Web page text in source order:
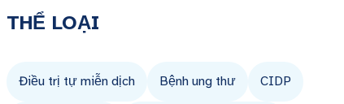
THỂ LOẠI
Điều trị tự miễn dịch Bệnh ung thư CIDP